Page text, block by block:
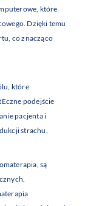
które
Dzięki temu
co znacząco
które
podejście
pacjenta i
strachu.
są